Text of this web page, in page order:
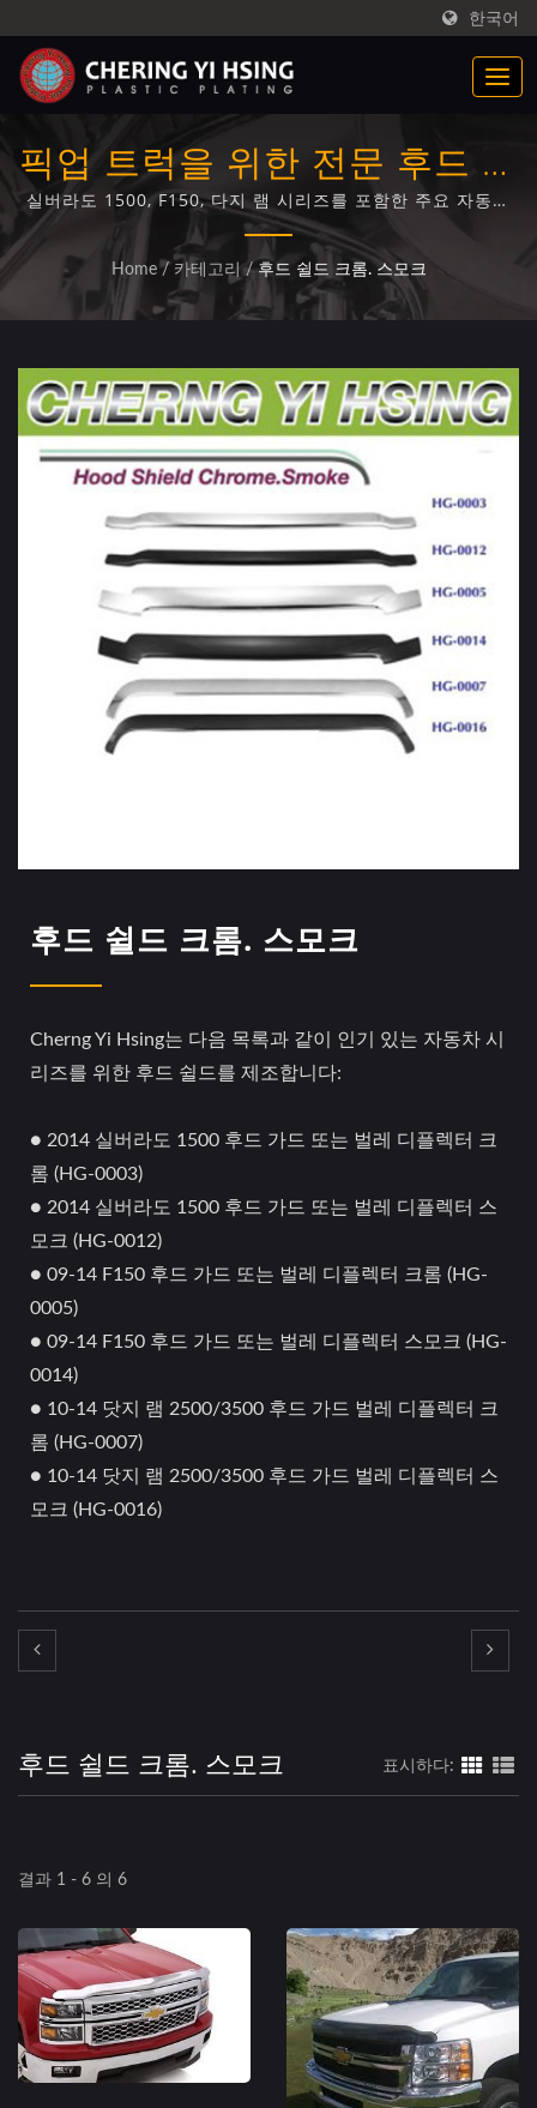
한국어
픽업 트럭을 위한 전문 후드 실
드 크롬 및 스모크 전기도금
실버라도 1500, F150, 다지 램 시리즈를 포함한 주요 자동차
플랫폼과의 호환성이 입증된 트럭 후드 가드 및 벌레 방지 장
치용 전문 플라스틱 크롬 도금 솔루션.
Home / 카테고리 / 후드 쉴드 크롬. 스모크
후드 쉴드 크롬. 스모크
Cherng Yi Hsing는 다음 목록과 같이 인기 있는 자동차 시
리즈를 위한 후드 쉴드를 제조합니다:
● 2014 실버라도 1500 후드 가드 또는 벌레 디플렉터 크
롬 (HG-0003)
● 2014 실버라도 1500 후드 가드 또는 벌레 디플렉터 스
모크 (HG-0012)
● 09-14 F150 후드 가드 또는 벌레 디플렉터 크롬 (HG-
0005)
● 09-14 F150 후드 가드 또는 벌레 디플렉터 스모크 (HG-
0014)
● 10-14 닷지 램 2500/3500 후드 가드 벌레 디플렉터 크
롬 (HG-0007)
● 10-14 닷지 램 2500/3500 후드 가드 벌레 디플렉터 스
모크 (HG-0016)
후드 쉴드 크롬. 스모크 표시하다:
결과 1 - 6 의 6